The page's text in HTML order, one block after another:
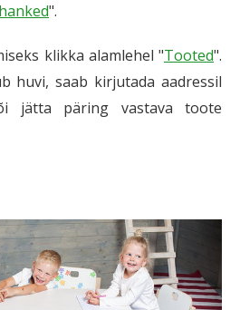
".
klikka alamlehel "Tooted".
huvi, saab kirjutada aadressil
jätta päring vastava toote